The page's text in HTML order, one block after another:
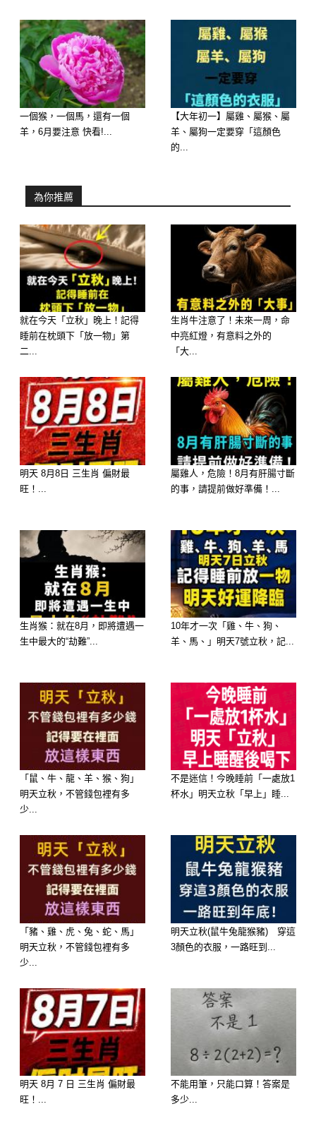
橫財爆發點： 屬豬的朋友，前半年那
些只出不進、存不到錢的窘境在明天正
式劃下句點！明天「天德」、「福星」
兩大吉星強勢進駐你的財帛宮，代表著
屬於你的福氣與財富點點清算，注定要
明日接財指南： 明天你們的橫財運多
半隱藏在日常生活中，比如之前以為石
沉大海的投資突然大賺、買很久的股票
突然連拉紅 K、甚至連久未聯絡的欠款
都會順利回收。明天也非常適合安排一
兩次小賭怡情或購買彩券，財富早就被
財神爺悄悄塞進你的聚寶盆裡了！
🪙 明天橫財最旺：生肖屬蛇 —— 水木
相生，智慧財格局大開
明日橫財指數：⭐⭐⭐⭐（福祿雙全）
橫財爆發點： 屬蛇的朋友，你們走的
是智慧財與偏財相生的格局。你們的財
運不像前幾名那樣大張旗鼓，但偏偏就
是「好處永遠少不了你」，屬於穩穩把
錢賺進口袋的類型。
得異常清晰，非常適合做重大的金錢決
定、簽約談判或是規劃下半年的投資佈
局。在職場或生意上，極容易得到長輩
或實力雄厚的老客戶賞識，丟給你極具
分量的項目，存款數字翻倍的滋味會讓
你們連作夢都笑醒！
一個猴，一個馬，還有一個
羊，6月要注意 快看!...
【大年初一】屬雞、屬猴、屬
羊、屬狗一定要穿「這顏色
的...
為你推薦
就在今天「立秋」晚上！記得
睡前在枕頭下「放一物」第
二...
生肖牛注意了！未來一周，命
中亮紅燈，有意料之外的
「大...
明天 8月8日 三生肖 偏財最
旺！...
屬雞人，危險！8月有肝腸寸斷
的事，請提前做好準備！...
生肖猴：就在8月，即將遭遇一
生中最大的“劫難”...
10年才一次「雞、牛、狗、
羊、馬、」明天7號立秋，記...
「鼠、牛、龍、羊、猴、狗」
明天立秋，不管錢包裡有多
少...
不是迷信！今晚睡前「一處放1
杯水」明天立秋「早上」睡...
「豬、雞、虎、兔、蛇、馬」
明天立秋，不管錢包裡有多
少...
明天立秋(鼠牛兔龍猴豬) 穿這
3顏色的衣服，一路旺到...
明天 8月 7 日 三生肖 偏財最
旺！...
不能用筆，只能口算！答案是
多少...